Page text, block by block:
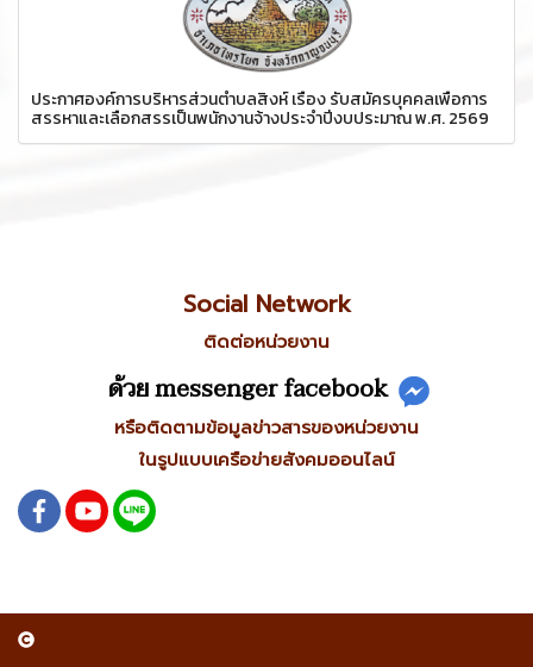
ประกาศองค์การบริหารส่วนตำบลสิงห์ เรื่อง รับสมัครบุคคลเพื่อการ
สรรหาและเลือกสรรเป็นพนักงานจ้างประจำปีงบประมาณ พ.ศ. 2569
Social Network
ติดต่อหน่วยงาน
ด้วย messenger facebook
หรือติดตามข้อมูลข่าวสารของหน่วยงาน
ในรูปแบบเครือข่ายสังคมออนไลน์